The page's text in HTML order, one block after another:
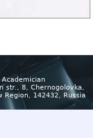
Academician
str., 8, Chernogolovka,
Region, 142432, Russia